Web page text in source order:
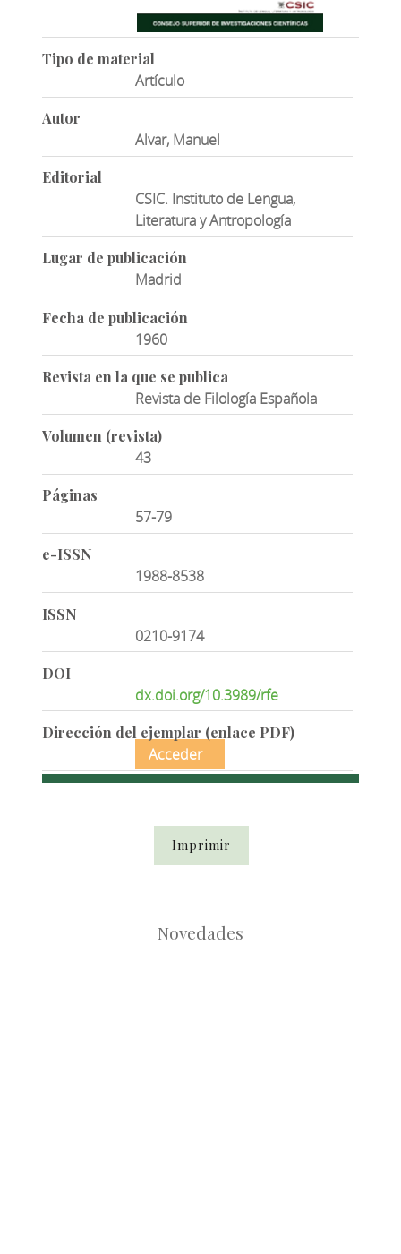
Tipo de material
Artículo
Autor
Alvar, Manuel
Editorial
CSIC. Instituto de Lengua,
Literatura y Antropología
Lugar de publicación
Madrid
Fecha de publicación
1960
Revista en la que se publica
Revista de Filología Española
Volumen (revista)
43
Páginas
57-79
e-ISSN
1988-8538
ISSN
0210-9174
DOI
dx.doi.org/10.3989/rfe
Dirección del ejemplar (enlace PDF)
Acceder
Imprimir
Novedades